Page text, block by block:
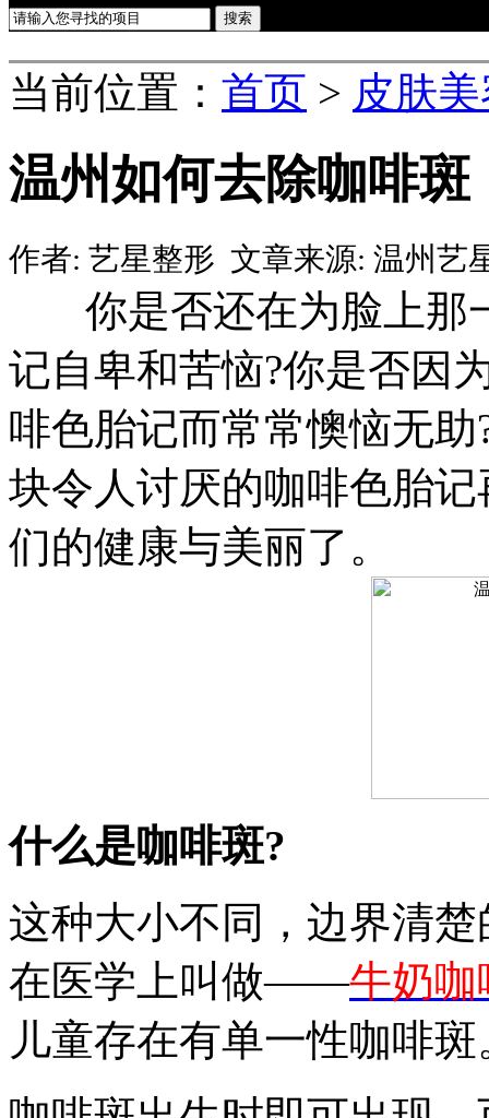
当前位置： 首页 > 皮肤
温州如何去除咖啡斑
作者: 艺星整形 文章来源: 温州艺
你是否还在为脸上那
记自卑和苦恼?你是否因
啡色胎记而常常懊恼无
块令人讨厌的咖啡色胎
们的健康与美丽了。
什么是咖啡斑?
这种大小不同，边界清
在医学上叫做——牛奶咖
儿童存在有单一性咖啡斑